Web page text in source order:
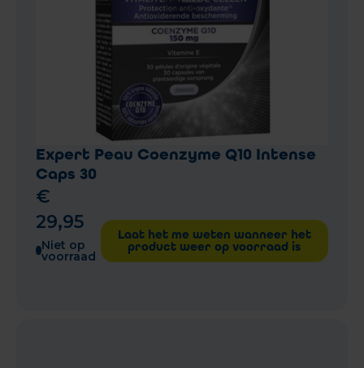
Expert Peau Coenzyme Q10 Intense
Caps 30
€
29,95
Niet op
voorraad
Laat het me weten wanneer het
product weer op voorraad is